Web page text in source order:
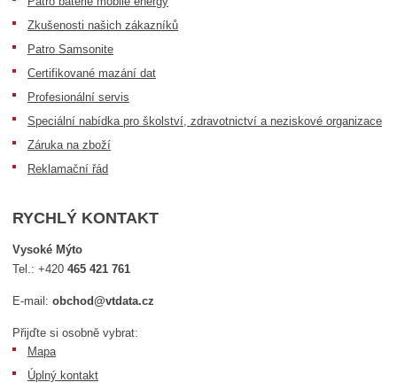
Zkušenosti našich zákazníků
Patro Samsonite
Certifikované mazání dat
Profesionální servis
Speciální nabídka pro školství, zdravotnictví a neziskové organizace
Záruka na zboží
Reklamační řád
RYCHLÝ KONTAKT
Vysoké Mýto
Tel.:+420465 421 761
E-mail:obchod@vtdata.cz
Přijďte si osobně vybrat:
Mapa
Úplný kontakt